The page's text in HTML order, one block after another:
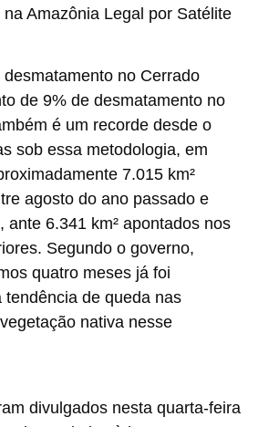
Amazônia Legal por Satélite
no Cerrado
de 9% de desmatamento no
é um recorde desde o
sob essa metodologia, em
7.015 km²
agosto do ano passado e
ante 6.341 km² apontados nos
Segundo o governo,
quatro meses já foi
tendência de queda nas
nativa nesse
divulgados nesta quarta-feira